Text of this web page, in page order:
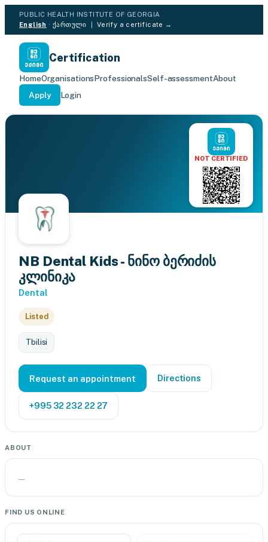
PUBLIC HEALTH INSTITUTE OF GEORGIA
English ·ქართული Verify a certificate →
Certification
HomeOrganisationsProfessionalsSelf-assessmentAbout
Apply
Login
NOT CERTIFIED
NB Dental Kids - ნინო ბერიძის
კლინიკა
Dental
Listed
Tbilisi
Request an appointment Directions
+995 32 232 22 27
ABOUT
—
FIND US ONLINE